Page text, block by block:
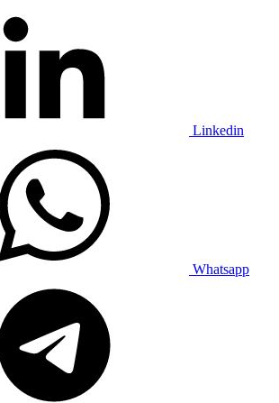
Linkedin
Whatsapp